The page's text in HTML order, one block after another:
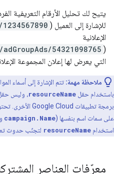
يتيح لك تحليل الأرقام التعريفية
للإشارة إلى العميل (
الإعلانية
(
54321098765
التي يعرض لها إعلان المجموعة
ملاحظة مهمة:
باستخدام حقل resourceName، وليس حقل
على سمات اسم بنفسها (campaign.Name و
استخدام resourceName لتجنّب حدوث
معرّفات العناصر